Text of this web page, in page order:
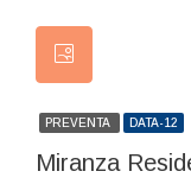
PREVENTA DATA-12
Miranza